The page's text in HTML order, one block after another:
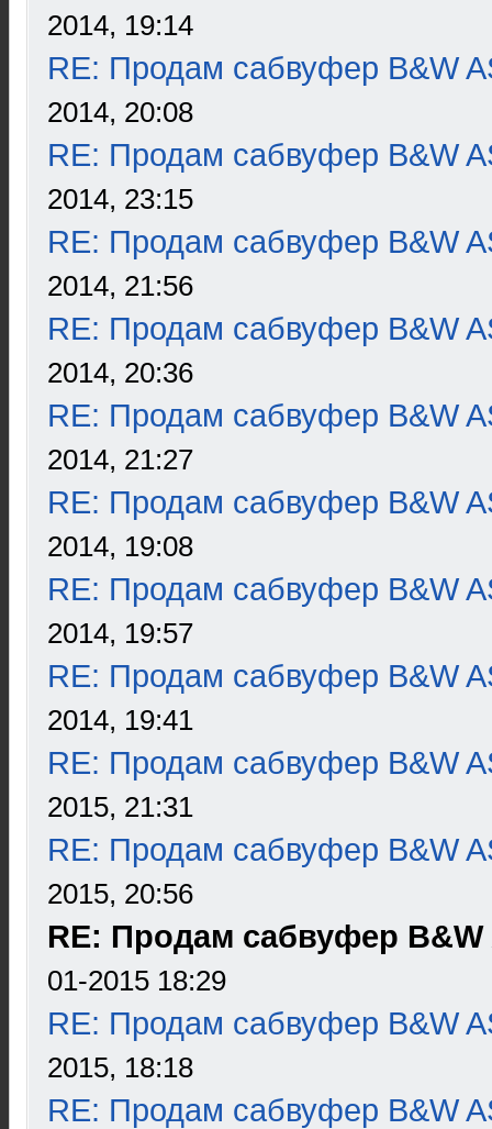
2014, 19:14
RE: Продам сабвуфер B&W
2014, 20:08
RE: Продам сабвуфер B&W
2014, 23:15
RE: Продам сабвуфер B&W
2014, 21:56
RE: Продам сабвуфер B&W
2014, 20:36
RE: Продам сабвуфер B&W
2014, 21:27
RE: Продам сабвуфер B&W
2014, 19:08
RE: Продам сабвуфер B&W
2014, 19:57
RE: Продам сабвуфер B&W
2014, 19:41
RE: Продам сабвуфер B&W
2015, 21:31
RE: Продам сабвуфер B&W
2015, 20:56
RE: Продам сабвуфер B&W
01-2015 18:29
RE: Продам сабвуфер B&W
2015, 18:18
RE: Продам сабвуфер B&W